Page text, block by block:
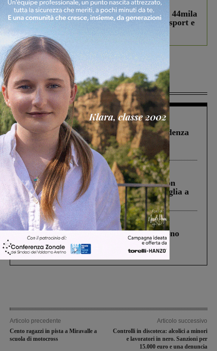
In vetrina 3 Agosto 2026
Estra Notizie agosto: Smart Cities, oltre 44mila
studenti coinvolti, torna il bando per lo sport e
debutta il podcast Estrair
Più lette
Figline Incisa Valdarno 1 Agosto 2026
Piscina di Figline finanziata oltre la scadenza
Pnrr, il gruppo di Fratelli d’Italia: “Un
ringraziamento al Governo”
Cronaca 3 Agosto 2026
Scomparso da una struttura di Castiglion
Fiorentino l’uomo che aveva ucciso la figlia a
Levane nel 2020
Cronaca 4 Agosto 2026
Un anno fa la strage in A1 in cui morirono
Gianni, Giulia e Franco. Lo schianto, il
processo, lo stop ai sorpassi fra tir....
Articolo precedente
Cento ragazzi in pista a Miravalle a
scuola di motocross
Articolo successivo
Controlli in discoteca: alcolici a minori
e lavoratori in nero. Sanzioni per
15.000 euro e una denuncia